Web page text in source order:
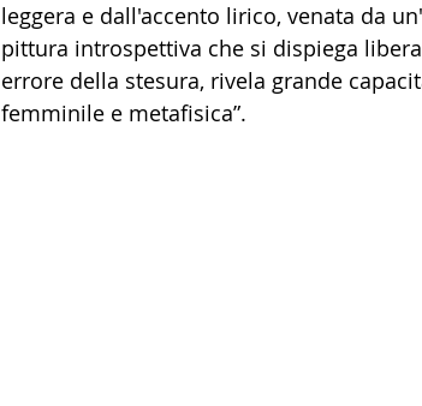
leggera e dall'accento lirico, venata da
pittura introspettiva che si dispiega
errore della stesura, rivela grande
femminile e metafisica”.